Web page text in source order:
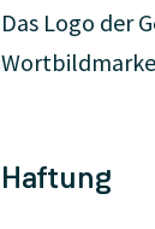
Das Logo der
Haftung